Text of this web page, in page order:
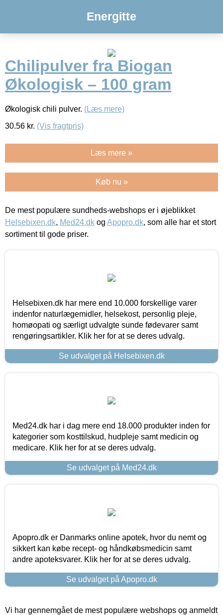
Energitte
Chilipulver fra Biogan
Økologisk – 100 gram
Økologisk chili pulver. (Læs mere)
30.56 kr. (Vis fragtpris)
Læs mere »
Køb nu »
De mest populære sundheds-webshops er i øjeblikket
Helsebixen.dk, Med24.dk og Apopro.dk, som alle har et stort
sortiment til gode priser.
Helsebixen.dk har mere end 10.000 forskellige varer
indenfor naturlægemidler, helsekost, personlig pleje,
homøopati og særligt udvalgte sunde fødevarer samt
rengøringsartikler. Klik her for at se deres udvalg.
Se udvalget på Helsebixen.dk
Med24.dk har i dag mere end 18.000 produkter inden for
kategorier som kosttilskud, hudpleje samt medicin og
medicare. Klik her for at se deres udvalg.
Se udvalget på Med24.dk
Apopro.dk er Danmarks online apotek, hvor du nemt og
sikkert kan købe recept- og håndkøbsmedicin samt
andre apoteksvarer. Klik her for at se deres udvalg.
Se udvalget på Apopro.dk
Vi har gennemgået de mest populære webshops og anmeldt